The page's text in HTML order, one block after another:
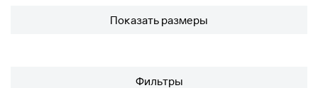
Показать размеры
Фильтры